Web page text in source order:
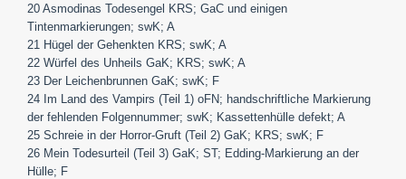
20 Asmodinas Todesengel KRS; GaC und einigen
Tintenmarkierungen; swK; A
21 Hügel der Gehenkten KRS; swK; A
22 Würfel des Unheils GaK; KRS; swK; A
23 Der Leichenbrunnen GaK; swK; F
24 Im Land des Vampirs (Teil 1) oFN; handschriftliche Markierung
der fehlenden Folgennummer; swK; Kassettenhülle defekt; A
25 Schreie in der Horror-Gruft (Teil 2) GaK; KRS; swK; F
26 Mein Todesurteil (Teil 3) GaK; ST; Edding-Markierung an der
Hülle; F